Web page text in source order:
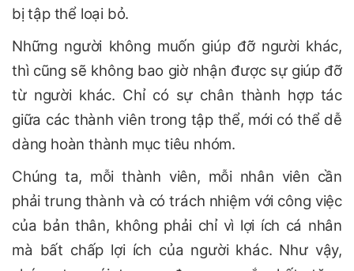
bị tập thể loại bỏ.
Những người không muốn giúp đỡ người khác,
thì cũng sẽ không bao giờ nhận được sự giúp đỡ
từ người khác. Chỉ có sự chân thành hợp tác
giữa các thành viên trong tập thể, mới có thể dễ
dàng hoàn thành mục tiêu nhóm.
Chúng ta, mỗi thành viên, mỗi nhân viên cần
phải trung thành và có trách nhiệm với công việc
của bản thân, không phải chỉ vì lợi ích cá nhân
mà bất chấp lợi ích của người khác. Như vậy,